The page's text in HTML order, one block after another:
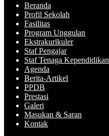
Beranda
Profil Sekolah
Fasilitas
Program Unggulan
Ekstrakurikuler
Staf Pengajar
Staf Tenaga Kependidikan
Agenda
Berita-Artikel
PPDB
Prestasi
Galeri
Masukan & Saran
Kontak